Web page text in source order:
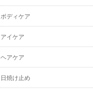
ボディケア
アイケア
ヘアケア
日焼け止め